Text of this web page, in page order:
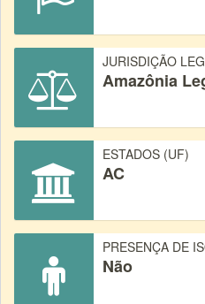
JURISDIÇÃO
Amazônia
ESTADOS (UF)
AC
PRESENÇA DE
Não